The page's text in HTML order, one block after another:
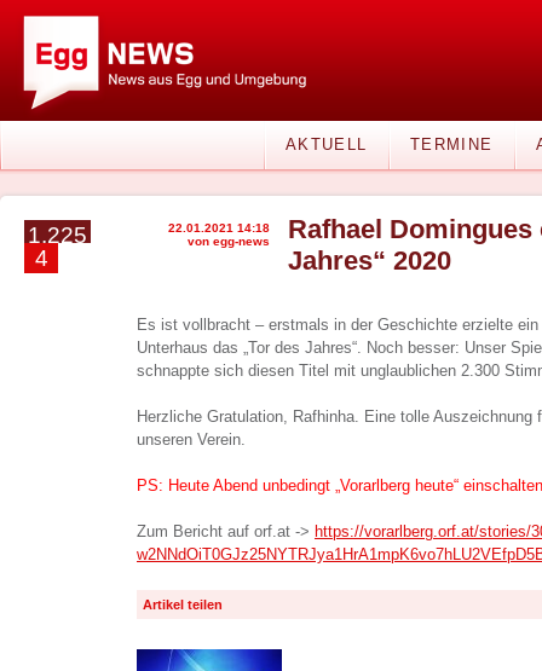
AKTUELL TERMINE
1.225
4
22.01.2021 14:18
von egg-news
Rafhael Domingues
Jahres“ 2020
Es ist vollbracht – erstmals in der Geschichte erzielte
Unterhaus das „Tor des Jahres“. Noch besser: Unser
schnappte sich diesen Titel mit unglaublichen 2.300
Herzliche Gratulation, Rafhinha. Eine tolle Auszeichnung
unseren Verein.
PS: Heute Abend unbedingt „Vorarlberg heute“
Zum Bericht auf orf.at -> https://vorarlberg.orf.at/stories/
Artikel teilen